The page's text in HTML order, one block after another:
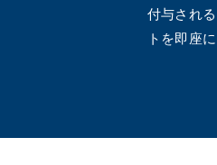
付与され
トを即座